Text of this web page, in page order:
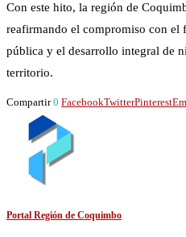
Con este hito, la región de
reafirmando el compromiso con el
pública y el desarrollo integral de
territorio.
Compartir 0 FacebookTwitterPinterest
Portal Región de Coquimbo